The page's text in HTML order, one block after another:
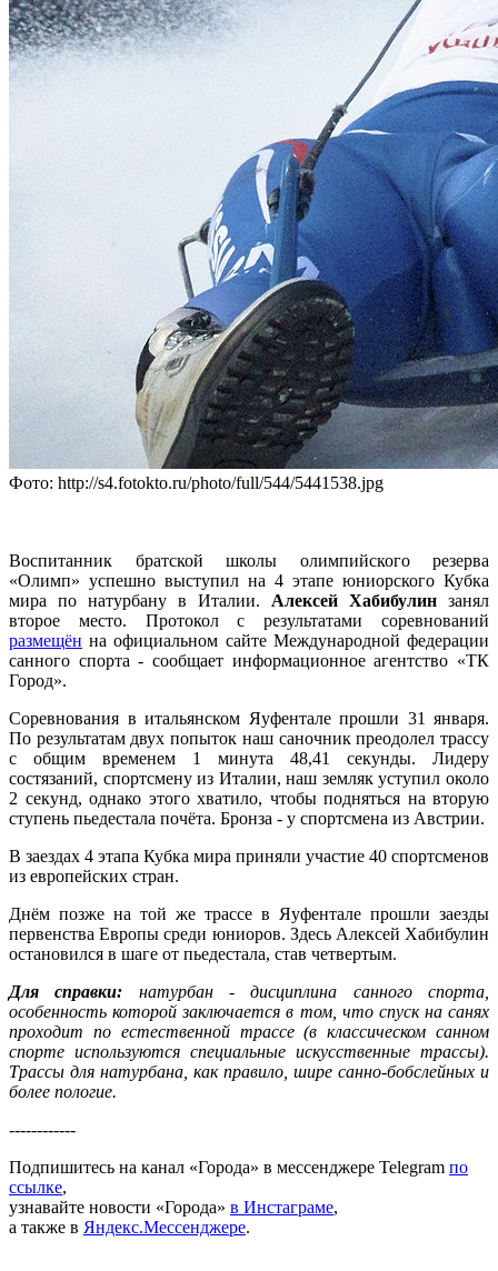
Фото: http://s4.fotokto.ru/photo/full/544/5441538.jpg
Воспитанник братской школы олимпийского резерва
«Олимп» успешно выступил на 4 этапе юниорского Кубка
мира по натурбану в Италии. Алексей Хабибулин занял
второе место. Протокол с результатами соревнований
размещён на официальном сайте Международной федерации
санного спорта - сообщает информационное агентство «ТК
Город».
Соревнования в итальянском Яуфентале прошли 31 января.
По результатам двух попыток наш саночник преодолел трассу
с общим временем 1 минута 48,41 секунды. Лидеру
состязаний, спортсмену из Италии, наш земляк уступил около
2 секунд, однако этого хватило, чтобы подняться на вторую
ступень пьедестала почёта. Бронза - у спортсмена из Австрии.
В заездах 4 этапа Кубка мира приняли участие 40 спортсменов
из европейских стран.
Днём позже на той же трассе в Яуфентале прошли заезды
первенства Европы среди юниоров. Здесь Алексей Хабибулин
остановился в шаге от пьедестала, став четвертым.
Для справки: натурбан - дисциплина санного спорта,
особенность которой заключается в том, что спуск на санях
проходит по естественной трассе (в классическом санном
спорте используются специальные искусственные трассы).
Трассы для натурбана, как правило, шире санно-бобслейных и
более пологие.
------------
Подпишитесь на канал «Города» в мессенджере Telegram по
ссылке,
узнавайте новости «Города» в Инстаграме,
а также в Яндекс.Мессенджере.